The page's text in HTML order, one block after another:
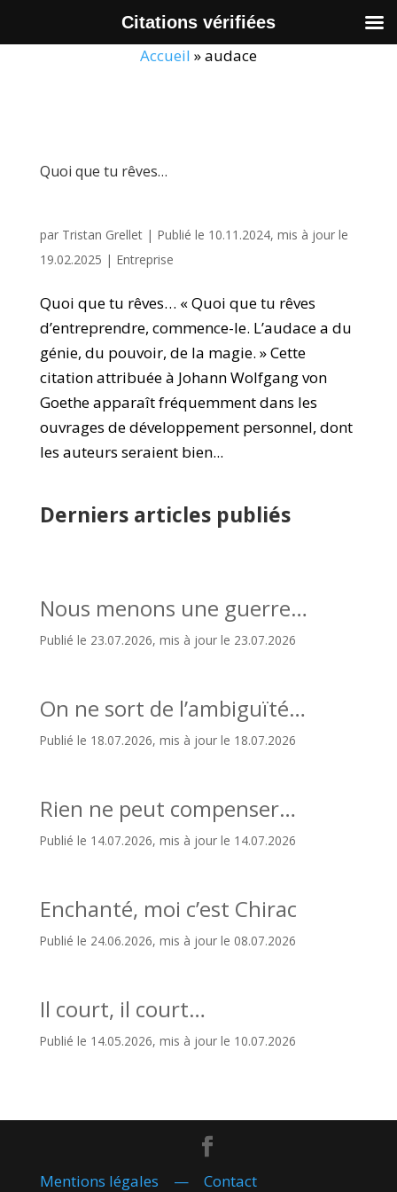
Accueil »audace
Quoi que tu rêves…
par Tristan Grellet| Publié le 10.11.2024, mis à jour le
19.02.2025 | Entreprise
Quoi que tu rêves… « Quoi que tu rêves
d’entreprendre, commence-le. L’audace a du
génie, du pouvoir, de la magie. » Cette
citation attribuée à Johann Wolfgang von
Goethe apparaît fréquemment dans les
ouvrages de développement personnel, dont
les auteurs seraient bien...
Derniers articles publiés
Nous menons une guerre…
Publié le 23.07.2026, mis à jour le 23.07.2026
On ne sort de l’ambiguïté…
Publié le 18.07.2026, mis à jour le 18.07.2026
Rien ne peut compenser…
Publié le 14.07.2026, mis à jour le 14.07.2026
Enchanté, moi c’est Chirac
Publié le 24.06.2026, mis à jour le 08.07.2026
Il court, il court…
Publié le 14.05.2026, mis à jour le 10.07.2026
Mentions légales — Contact
Citations vérifiées